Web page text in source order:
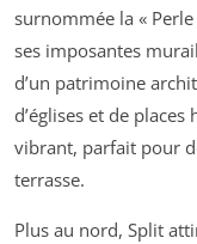
surnommée la «
ses imposantes
d’un patrimoine
d’églises et de
vibrant, parfait pour
terrasse.
Plus au nord, Split